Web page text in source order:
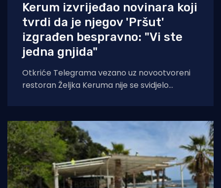
Kerum izvrijeđao novinara koji
tvrdi da je njegov 'Pršut'
izgrađen bespravno: "Vi ste
jedna gnjida"
Otkriće Telegrama vezano uz novootvoreni
restoran Željka Keruma nije se svidjelo